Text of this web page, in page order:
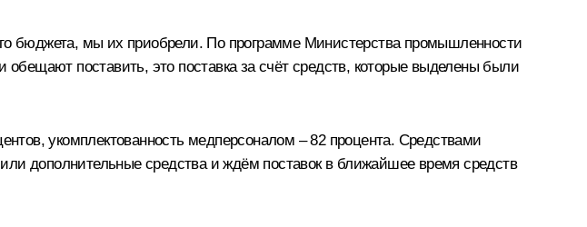
бюджета, мы их приобрели. По программе Министерства промышленности
поставить, это поставка за счёт средств, которые выделены были
укомплектованность медперсоналом – 82 процента. Средствами
дополнительные средства и ждём поставок в ближайшее время средств